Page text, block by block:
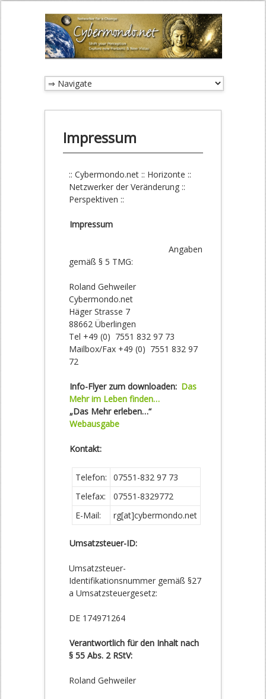
Impressum
:: Cybermondo.net :: Horizonte ::
Netzwerker der Veränderung ::
Perspektiven ::
Impressum
Angaben
gemäß § 5 TMG:
Roland Gehweiler
Cybermondo.net
Häger Strasse 7
88662 Überlingen
Tel +49 (0) 7551 832 97 73
Mailbox/Fax +49 (0) 7551 832 97
72
Info-Flyer zum downloaden: Das
Mehr im Leben finden…
„Das Mehr erleben…“
Webausgabe
Kontakt:
Telefon:
07551-832 97 73
Telefax:
07551-8329772
E-Mail:
rg[at]cybermondo.net
Umsatzsteuer-ID:
Umsatzsteuer-
Identifikationsnummer gemäß §27
a Umsatzsteuergesetz:
DE 174971264
Verantwortlich für den Inhalt nach
§ 55 Abs. 2 RStV:
Roland Gehweiler